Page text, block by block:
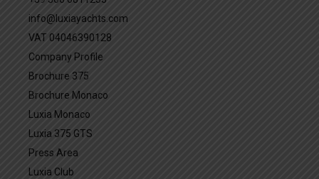
info@luxiayachts.com
VAT 04046390128
Company Profile
Brochure 375
Brochure Monaco
Luxia Monaco
Luxia 375 GTS
Press Area
Luxia Club